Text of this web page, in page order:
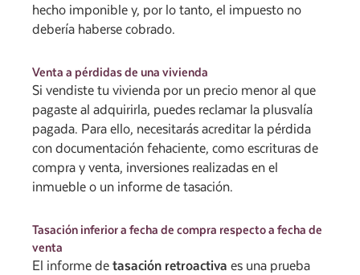
hecho imponible y, por lo tanto, el impuesto no
debería haberse cobrado.
Venta a pérdidas de una vivienda
Si vendiste tu vivienda por un precio menor al que
pagaste al adquirirla, puedes reclamar la plusvalía
pagada. Para ello, necesitarás acreditar la pérdida
con documentación fehaciente, como escrituras de
compra y venta, inversiones realizadas en el
inmueble o un informe de tasación.
Tasación inferior a fecha de compra respecto a fecha de
venta
El informe detasación retroactiva es una prueba